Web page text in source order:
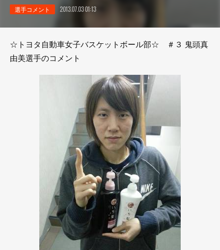
選手コメント 2013.07.03 01:13
☆トヨタ自動車女子バスケットボール部☆ ＃３ 鬼頭真
由美選手のコメント